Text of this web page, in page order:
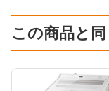
この商品と